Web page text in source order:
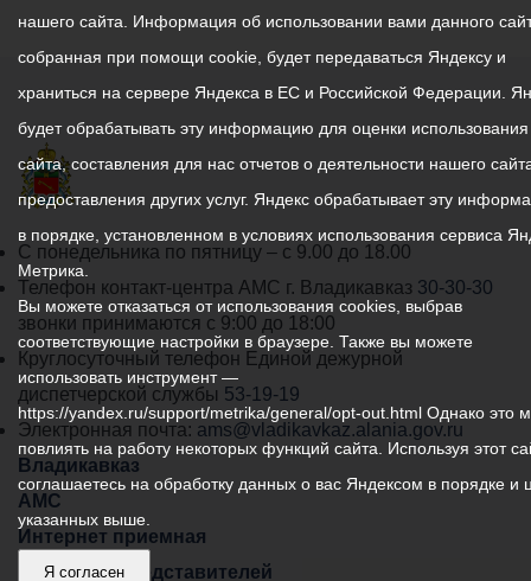
График
работы
администрации
местного
самоуправления
города
Владикавказ:
С понедельника по пятницу – с 9.00 до 18.00
Телефон контакт-центра АМС г. Владикавказ 30-30-30
звонки принимаются с 9:00 до 18:00
Круглосуточный телефон Единой дежурной
диспетчерской службы 53-19-19
Электронная почта: ams@vladikavkaz.alania.gov.ru
Владикавказ
АМС
Интернет приемная
Собрание представителей
нашего сайта. Информация об использовании вами данного
собранная при помощи cookie, будет передаваться Яндексу и
храниться на сервере Яндекса в ЕС и Российской Федерации.
будет обрабатывать эту информацию для оценки
сайта, составления для нас отчетов о деятельности нашего
предоставления других услуг. Яндекс обрабатывает эту
в порядке, установленном в условиях использования сервиса
Метрика.
Вы можете отказаться от использования cookies, выбрав
соответствующие настройки в браузере. Также вы можете
использовать инструмент —
https://yandex.ru/support/metrika/general/opt-out.html Однако это
повлиять на работу некоторых функций сайта. Используя этот
соглашаетесь на обработку данных о вас Яндексом в порядке и
указанных выше.
Я согласен